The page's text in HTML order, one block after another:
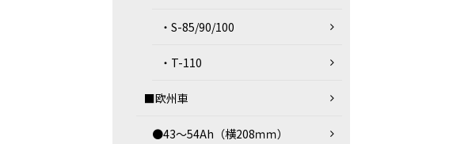
・S-85/90/100
・T-110
■欧州車
●43～54Ah（横208ｍｍ）